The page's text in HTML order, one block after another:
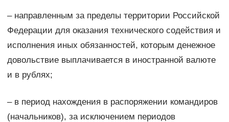
– направленным за пределы территории Российской
Федерации для оказания технического содействия и
исполнения иных обязанностей, которым денежное
довольствие выплачивается в иностранной валюте
и в рублях;
– в период нахождения в распоряжении командиров
(начальников), за исключением периодов